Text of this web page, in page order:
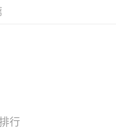
行